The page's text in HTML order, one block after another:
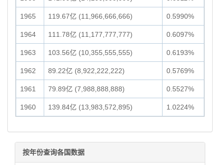
1965 119.67亿 (11,966,666,666) 0.5990%
1964 111.78亿 (11,177,777,777) 0.6097%
1963 103.56亿 (10,355,555,555) 0.6193%
1962 89.22亿 (8,922,222,222) 0.5769%
1961 79.89亿 (7,988,888,888) 0.5527%
1960 139.84亿 (13,983,572,895) 1.0224%
按年份查询各国数据